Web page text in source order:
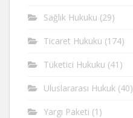
Sağlık Hukuku (29)
Ticaret Hukuku (174)
Tüketici Hukuku (41)
Uluslararası Hukuk (40)
Yargı Paketi (1)